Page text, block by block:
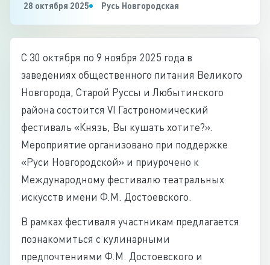
28 октября 2025 Русь Новгородская
С 30 октября по 9 ноября 2025 года в
заведениях общественного питания Великого
Новгорода, Старой Руссы и Любытинского
района состоится VI Гастрономический
фестиваль «Князь, Вы кушать хотите?».
Мероприятие организовано при поддержке
«Руси Новгородской» и приурочено к
Международному фестивалю театральных
искусств имени Ф.М. Достоевского.
В рамках фестиваля участникам предлагается
познакомиться с кулинарными
предпочтениями Ф.М. Достоевского и